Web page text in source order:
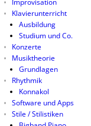
Improvisation
Klavierunterricht
Ausbildung
Studium und Co.
Konzerte
Musiktheorie
Grundlagen
Rhythmik
Konnakol
Software und Apps
Stile / Stilistiken